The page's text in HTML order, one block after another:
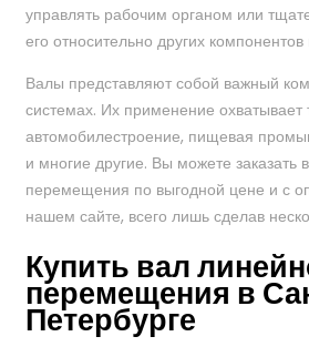
управлять рабочим органом или
его относительно других компонентов
Валы представляют собой важный
системах. Их применение охватывает
автомобилестроение, пищевая
и многие другие. Вы можете заказать
перемещения по выгодной цене и с
нашем сайте, всего лишь сделав
Купить вал
перемещения в
Петербурге